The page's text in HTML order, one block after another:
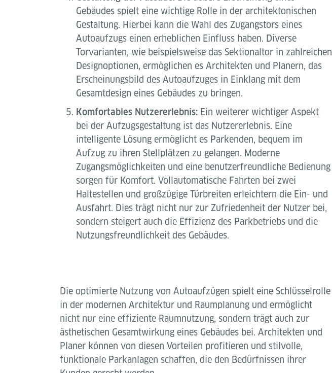
Gebäudes spielt eine wichtige Rolle in der architektonischen
Gestaltung. Hierbei kann die Wahl des Zugangstors eines
Autoaufzugs einen erheblichen Einfluss haben. Diverse
Torvarianten, wie beispielsweise das Sektionaltor in zahlreichen
Designoptionen, ermöglichen es Architekten und Planern, das
Erscheinungsbild des Autoaufzuges in Einklang mit dem
Gesamtdesign eines Gebäudes zu bringen.
Komfortables Nutzererlebnis: Ein weiterer wichtiger Aspekt
bei der Aufzugsgestaltung ist das Nutzererlebnis. Eine
intelligente Lösung ermöglicht es Parkenden, bequem im
Aufzug zu ihren Stellplätzen zu gelangen. Moderne
Zugangsmöglichkeiten und eine benutzerfreundliche Bedienung
sorgen für Komfort. Vollautomatische Fahrten bei zwei
Haltestellen und großzügige Türbreiten erleichtern die Ein- und
Ausfahrt. Dies trägt nicht nur zur Zufriedenheit der Nutzer bei,
sondern steigert auch die Effizienz des Parkbetriebs und die
Nutzungsfreundlichkeit des Gebäudes.
Die optimierte Nutzung von Autoaufzügen spielt eine Schlüsselrolle
in der modernen Architektur und Raumplanung und ermöglicht
nicht nur eine effiziente Raumnutzung, sondern trägt auch zur
ästhetischen Gesamtwirkung eines Gebäudes bei. Architekten und
Planer können von diesen Vorteilen profitieren und stilvolle,
funktionale Parkanlagen schaffen, die den Bedürfnissen ihrer